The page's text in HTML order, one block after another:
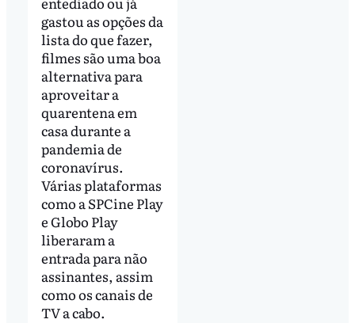
gastou as opções da
lista do que fazer,
filmes são uma boa
alternativa para
aproveitar a
quarentena em
casa durante a
pandemia de
coronavírus.
Várias plataformas
como a SPCine Play
e Globo Play
liberaram a
entrada para não
assinantes, assim
como os canais de
TV a cabo.